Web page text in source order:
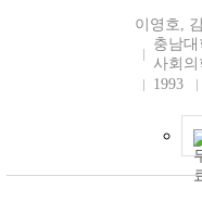
이영호,
충남
사회
1993